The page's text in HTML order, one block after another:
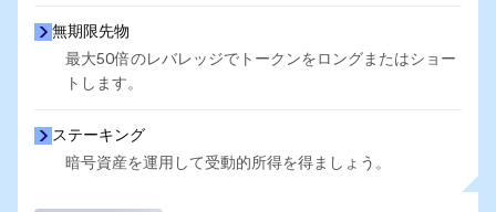
無期限先物
最大50倍のレバレッジでトークンをロングまたはショー
トします。
ステーキング
暗号資産を運用して受動的所得を得ましょう。